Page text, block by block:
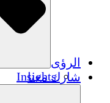
الرؤى
Insights
شارك معنا